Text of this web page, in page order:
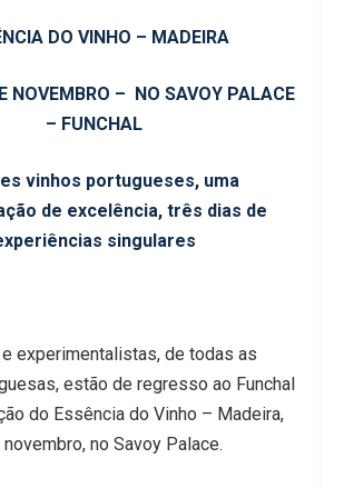
DO VINHO – MADEIRA
NOVEMBRO – NO SAVOY PALACE
– FUNCHAL
vinhos portugueses, uma
de excelência, três dias de
singulares
experimentalistas, de todas as
estão de regresso ao Funchal
do Essência do Vinho – Madeira,
no Savoy Palace.